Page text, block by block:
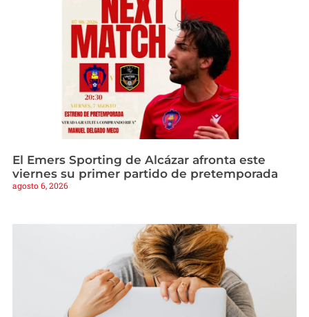
El Emers Sporting de Alcázar afronta este
viernes su primer partido de pretemporada
agosto 6, 2026